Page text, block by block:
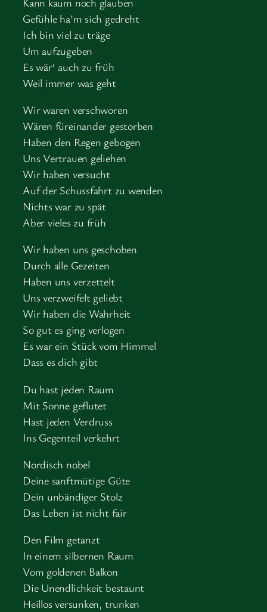
Gefühle ha’m sich gedreht
Ich bin viel zu träge
Um aufzugeben
Es wär‘ auch zu früh
Weil immer was geht
Wir waren verschworen
Wären füreinander gestorben
Haben den Regen gebogen
Uns Vertrauen geliehen
Wir haben versucht
Auf der Schussfahrt zu wenden
Nichts war zu spät
Aber vieles zu früh
Wir haben uns geschoben
Durch alle Gezeiten
Haben uns verzettelt
Uns verzweifelt geliebt
Wir haben die Wahrheit
So gut es ging verlogen
Es war ein Stück vom Himmel
Dass es dich gibt
Du hast jeden Raum
Mit Sonne geflutet
Hast jeden Verdruss
Ins Gegenteil verkehrt
Nordisch nobel
Deine sanftmütige Güte
Dein unbändiger Stolz
Das Leben ist nicht fair
Den Film getanzt
In einem silbernen Raum
Vom goldenen Balkon
Die Unendlichkeit bestaunt
Heillos versunken, trunken